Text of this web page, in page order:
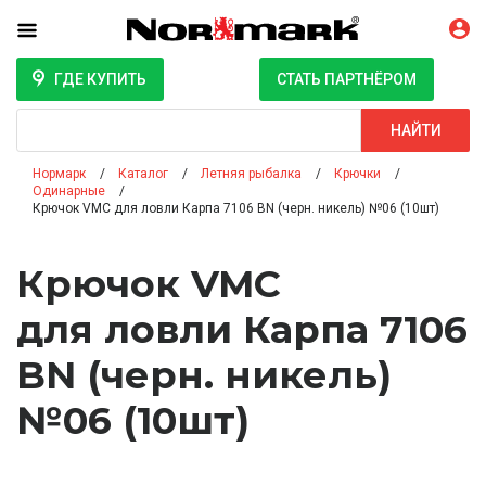
ГДЕ КУПИТЬ СТАТЬ ПАРТНЁРОМ
НАЙТИ
Нормарк Каталог Летняя рыбалка
Крючки
Одинарные
Крючок VMC для ловли Карпа 7106 BN (черн. никель) №06 (10шт)
Крючок VMC
для ловли Карпа 7106
BN (черн. никель)
№06 (10шт)